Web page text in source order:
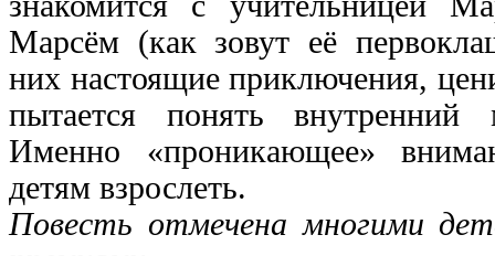
Марсём (как зовут её
них настоящие приключения,
пытается понять
Именно «проникающее»
детям взрослеть.
Повесть отмечена многими